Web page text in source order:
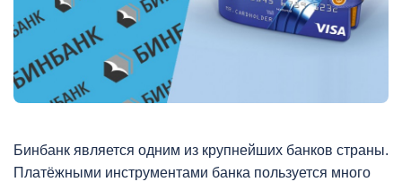
Бинбанк является одним из крупнейших банков страны.
Платёжными инструментами банка пользуется много